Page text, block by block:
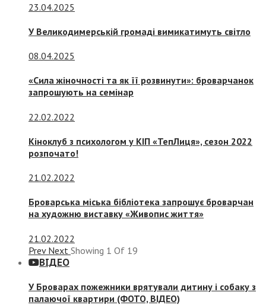
23.04.2025
У Великодимерській громаді вимикатимуть світло
08.04.2025
«Сила жіночності та як її розвинути»: броварчанок
запрошують на семінар
22.02.2022
Кіноклуб з психологом у КІП «ТепЛиця», сезон 2022
розпочато!
21.02.2022
Броварська міська бібліотека запрошує броварчан
на художню виставку «Живопис життя»
21.02.2022
Prev Next Showing 1 Of 19
ВІДЕО
У Броварах пожежники врятували дитину і собаку з
палаючої квартири (ФОТО, ВІДЕО)